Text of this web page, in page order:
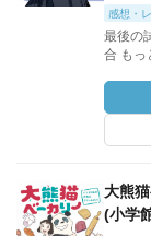
感想・
最後の
合 もっ
大熊
(小学